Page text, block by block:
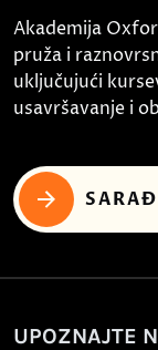
Akademija
pruža i
uključujući
usavršavanje i
UPOZNAJTE